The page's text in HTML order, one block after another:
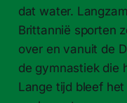
dat water.
Brittannië sporten
over en vanuit de
de gymnastiek die
Lange tijd bleef